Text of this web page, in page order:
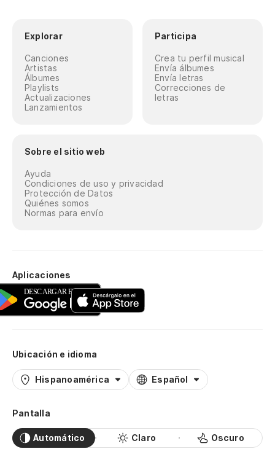
Explorar
Canciones
Artistas
Álbumes
Playlists
Actualizaciones
Lanzamientos
Participa
Crea tu perfil musical
Envía álbumes
Envía letras
Correcciones de
letras
Sobre el sitio web
Ayuda
Condiciones de uso y privacidad
Protección de Datos
Quiénes somos
Normas para envío
Aplicaciones
Ubicación e idioma
Hispanoamérica Español
Pantalla
Automático Claro Oscuro